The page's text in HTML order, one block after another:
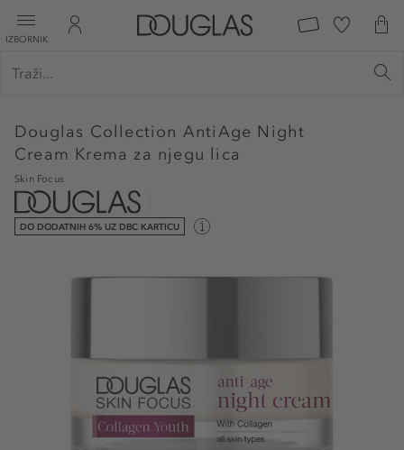
IZBORNIK
Douglas Collection AntiAge Night
Cream Krema za njegu lica
Skin Focus
DO DODATNIH 6% UZ DBC KARTICU